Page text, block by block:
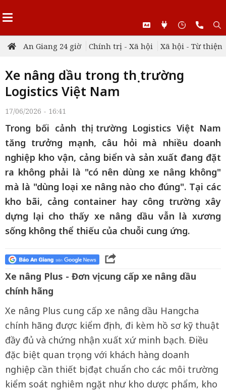
An Giang 24 giờ Chính trị - Xã hội Xã hội - Từ thiện
Xe nâng dầu trong thị trường
Logistics Việt Nam
17/06/2026 - 16:41
Trong bối cảnh thị trường Logistics Việt Nam
tăng trưởng mạnh, câu hỏi mà nhiều doanh
nghiệp kho vận, cảng biển và sản xuất đang đặt
ra không phải là "có nên dùng xe nâng không"
mà là "dùng loại xe nâng nào cho đúng". Tại các
kho bãi, cảng container hay công trường xây
dựng lại cho thấy xe nâng dầu vẫn là xương
sống không thể thiếu của chuỗi cung ứng.
Xe nâng Plus - Đơn vị cung cấp xe nâng dầu
chính hãng
Xe nâng Plus cung cấp xe nâng dầu Hangcha
chính hãng được kiểm định, đi kèm hồ sơ kỹ thuật
đầy đủ và chứng nhận xuất xứ minh bạch. Điều
đặc biệt quan trọng với khách hàng doanh
nghiệp cần thiết bị đạt chuẩn cho các môi trường
kiểm soát nghiêm ngặt như kho dược phẩm, kho